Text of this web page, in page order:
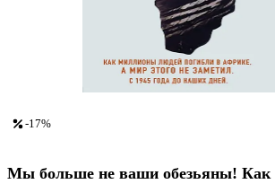
-17%
Мы больше не ваши обезьяны!